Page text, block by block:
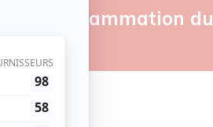
la programmation du